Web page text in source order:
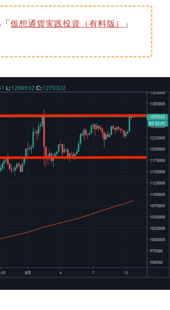
「仮想通貨実践投資（有料版）
」